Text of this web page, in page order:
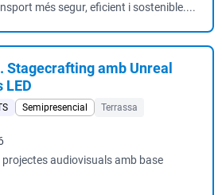
més segur, eficient i sostenible....
amb Unreal
LED
Semipresencial
Terrassa
audiovisuals amb base